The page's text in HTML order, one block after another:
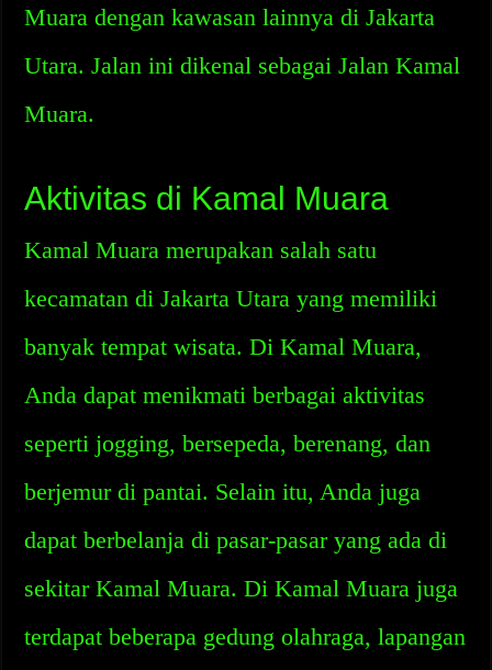
Muara dengan kawasan lainnya di Jakarta
Utara. Jalan ini dikenal sebagai Jalan Kamal
Muara.
Aktivitas di Kamal Muara
Kamal Muara merupakan salah satu
kecamatan di Jakarta Utara yang memiliki
banyak tempat wisata. Di Kamal Muara,
Anda dapat menikmati berbagai aktivitas
seperti jogging, bersepeda, berenang, dan
berjemur di pantai. Selain itu, Anda juga
dapat berbelanja di pasar-pasar yang ada di
sekitar Kamal Muara. Di Kamal Muara juga
terdapat beberapa gedung olahraga, lapangan